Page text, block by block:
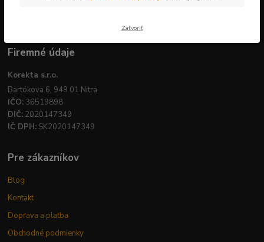
Firemné údaje a informácie
Firemné údaje
Korekta s.r.o.
Bartókova 6, 949 01 Nitra
IČO: 36519898
DIČ: 2020147349
IČ DPH: SK2020147349
Pre zákazníkov
Blog
Kontakt
Doprava a platba
Obchodné podmienky
Zatvoriť